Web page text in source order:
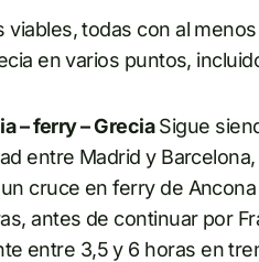
todas con al
en varios puntos,
– ferry – GreciaSigue
entre Madrid y
cruce en ferry de
antes de continuar por
entre 3,5 y 6 horas en